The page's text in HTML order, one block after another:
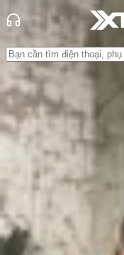
Trang chủ
Tin tức
So Sánh
Tin Mới
Đánh Giá -
Thủ thuật
hàng - Sự kiện
So sánh
Pro Max: Có